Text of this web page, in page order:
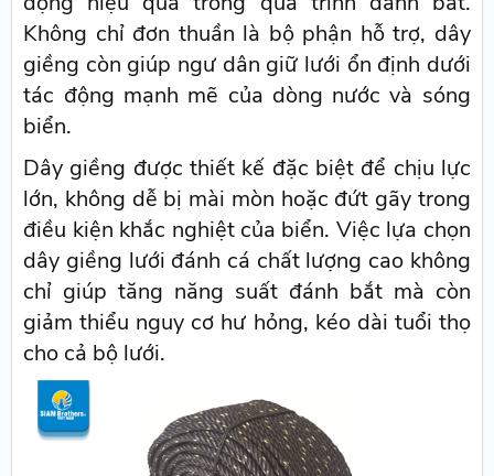
Không chỉ đơn thuần là bộ phận hỗ trợ, dây
giềng còn giúp ngư dân giữ lưới ổn định dưới
tác động mạnh mẽ của dòng nước và sóng
biển.
Dây giềng được thiết kế đặc biệt để chịu lực
lớn, không dễ bị mài mòn hoặc đứt gãy trong
điều kiện khắc nghiệt của biển. Việc lựa chọn
dây giềng lưới đánh cá chất lượng cao không
chỉ giúp tăng năng suất đánh bắt mà còn
giảm thiểu nguy cơ hư hỏng, kéo dài tuổi thọ
cho cả bộ lưới.